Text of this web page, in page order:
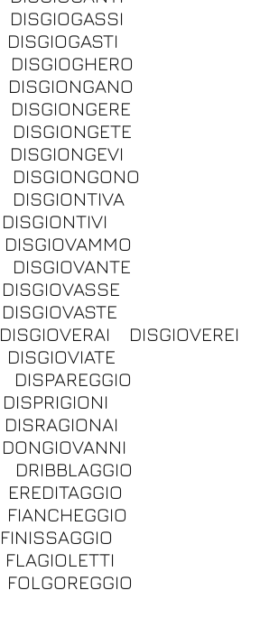
DISGIOGASSI
DISGIOGASTI
DISGIOGHERO
DISGIONGANO
DISGIONGERE
DISGIONGETE
DISGIONGEVI
DISGIONGONO
DISGIONTIVA
DISGIONTIVI
DISGIOVAMMO
DISGIOVANTE
DISGIOVASSE
DISGIOVASTE
DISGIOVERAI
DISGIOVEREI
DISGIOVIATE
DISPAREGGIO
DISPRIGIONI
DISRAGIONAI
DONGIOVANNI
DRIBBLAGGIO
EREDITAGGIO
FIANCHEGGIO
FINISSAGGIO
FLAGIOLETTI
FOLGOREGGIO